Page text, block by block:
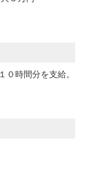
０時間分を支給。